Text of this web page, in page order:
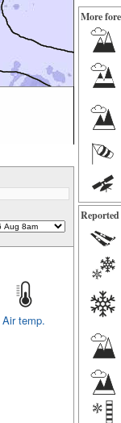
Air temp.
More